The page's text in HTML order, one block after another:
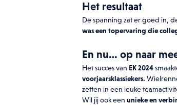
Het resultaat
De spanning zat er goed in,
was een topervaring die
En nu… op naar
Het succes van EK 2024
voorjaarsklassiekers.
zetten in een leuke
Wil jij ook een unieke en